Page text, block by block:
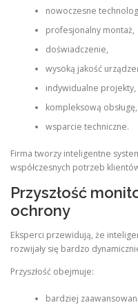
nowoczesne
profesjonalny montaż,
doświadczenie,
wysoką jakość
indywidualne projekty,
kompleksową obsługę,
wsparcie techniczne.
Firma tworzy inteligentne
współczesnych potrzeb
Przyszłość
ochrony
Eksperci przewidują, że
rozwijały się bardzo
Przyszłość obejmuje:
bardziej